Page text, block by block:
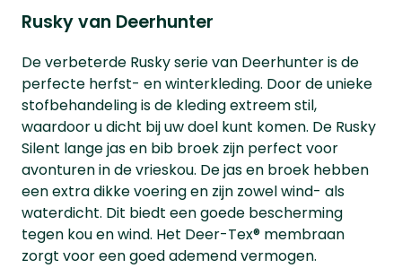
Rusky van Deerhunter
De verbeterde Rusky serie van Deerhunter is de
perfecte herfst- en winterkleding. Door de unieke
stofbehandeling is de kleding extreem stil,
waardoor u dicht bij uw doel kunt komen. De Rusky
Silent lange jas en bib broek zijn perfect voor
avonturen in de vrieskou. De jas en broek hebben
een extra dikke voering en zijn zowel wind- als
waterdicht. Dit biedt een goede bescherming
tegen kou en wind. Het Deer-Tex® membraan
zorgt voor een goed ademend vermogen.